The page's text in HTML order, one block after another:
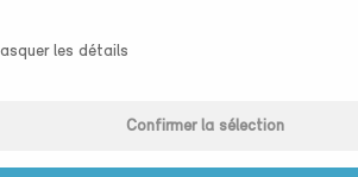
les détails
Confirmer la sélection